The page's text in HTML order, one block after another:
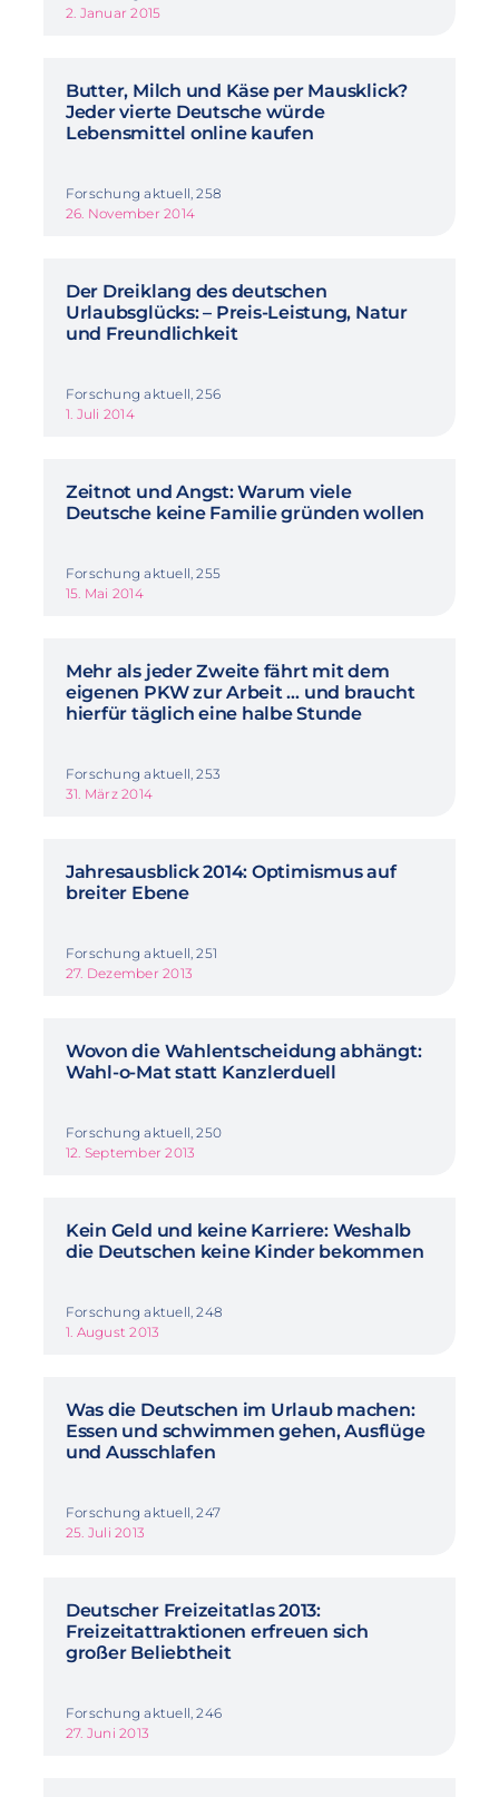
2. Januar 2015
Butter, Milch und Käse per Mausklick?
Jeder vierte Deutsche würde
Lebensmittel online kaufen
Forschung aktuell, 258
26. November 2014
Der Dreiklang des deutschen
Urlaubsglücks: – Preis-Leistung, Natur
und Freundlichkeit
Forschung aktuell, 256
1. Juli 2014
Zeitnot und Angst: Warum viele
Deutsche keine Familie gründen wollen
Forschung aktuell, 255
15. Mai 2014
Mehr als jeder Zweite fährt mit dem
eigenen PKW zur Arbeit … und braucht
hierfür täglich eine halbe Stunde
Forschung aktuell, 253
31. März 2014
Jahresausblick 2014: Optimismus auf
breiter Ebene
Forschung aktuell, 251
27. Dezember 2013
Wovon die Wahlentscheidung abhängt:
Wahl-o-Mat statt Kanzlerduell
Forschung aktuell, 250
12. September 2013
Kein Geld und keine Karriere: Weshalb
die Deutschen keine Kinder bekommen
Forschung aktuell, 248
1. August 2013
Was die Deutschen im Urlaub machen:
Essen und schwimmen gehen, Ausflüge
und Ausschlafen
Forschung aktuell, 247
25. Juli 2013
Deutscher Freizeitatlas 2013:
Freizeitattraktionen erfreuen sich
großer Beliebtheit
Forschung aktuell, 246
27. Juni 2013